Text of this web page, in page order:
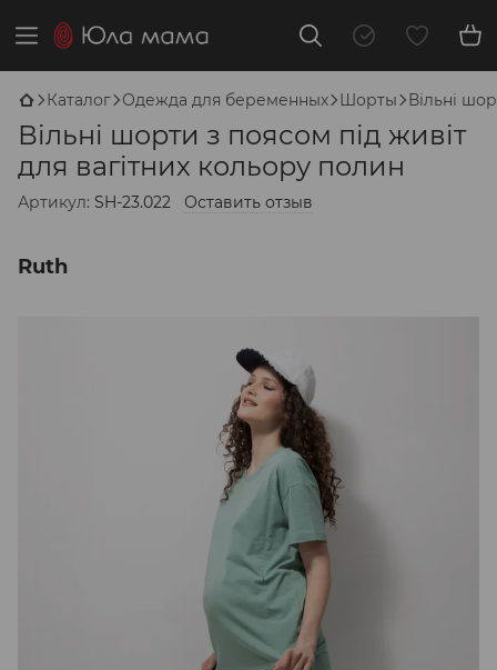
Каталог Одежда для беременных Шорты Вільні
Вільні шорти з поясом під живіт
для вагітних кольору полин
Артикул: SH-23.022 Оставить отзыв
Ruth